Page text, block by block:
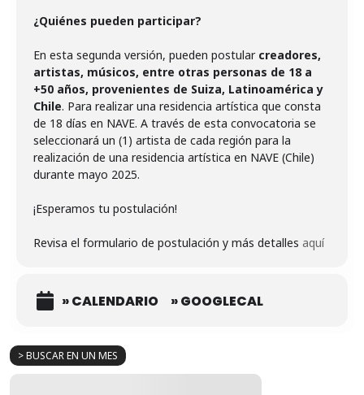
> BUSCAR EN UN MES
¿Quiénes pueden participar?
En esta segunda versión, pueden postular creadores,
artistas, músicos, entre otras personas de 18 a
+50 años, provenientes de Suiza, Latinoamérica y
Chile. Para realizar una residencia artística que consta
de 18 días en NAVE. A través de esta convocatoria se
seleccionará un (1) artista de cada región para la
realización de una residencia artística en NAVE (Chile)
durante mayo 2025.
¡Esperamos tu postulación!
Revisa el formulario de postulación y más detalles aquí
» CALENDARIO » GOOGLECAL